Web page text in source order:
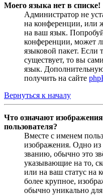
Моего языка нет в списке!
Администратор не
на конференции, или
на ваш язык.
конференции, может
языковой пакет. Если
существует, то вы
язык.
получить на сайте
Вернуться к началу
Что означают
пользователя?
Вместе с именем
изображения. Одно
званию, обычно это
указывающие на то,
или на ваш статус на
более крупное,
обычно уникально